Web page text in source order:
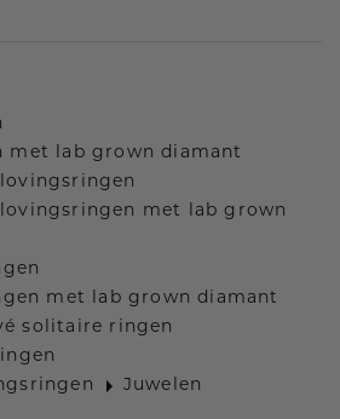
met lab grown diamant
met lab grown
met lab grown diamant
solitaire ringen
Juwelen